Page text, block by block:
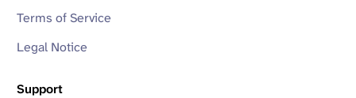
Terms of Service
Legal Notice
Support